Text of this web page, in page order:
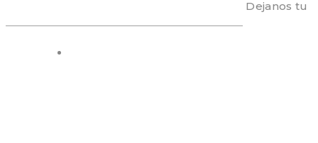
Dejanos tu